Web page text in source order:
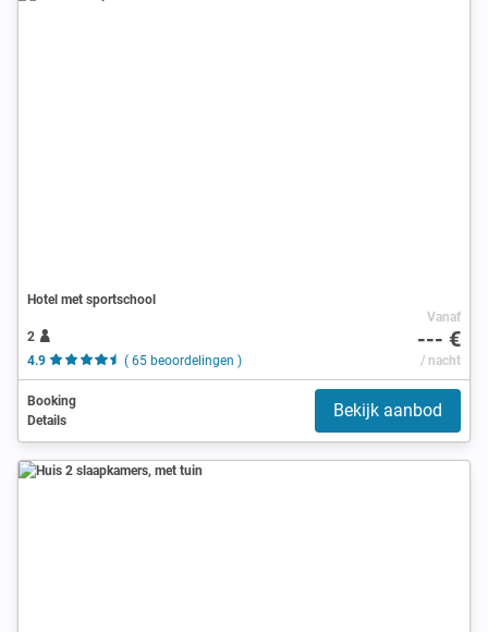
Hotel met sportschool
2
4.9
( 65 beoordelingen )
Vanaf
--- €
/ nacht
Booking
Details
Bekijk aanbod